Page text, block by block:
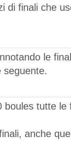
di finali che
le
seguente.
tutte le
anche